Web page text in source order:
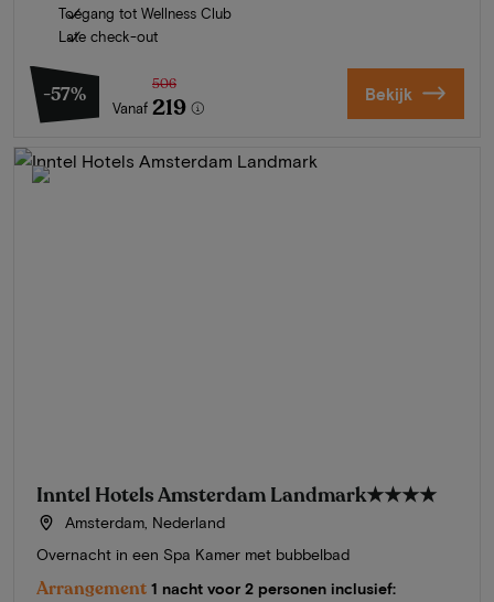
Toegang tot Wellness Club
Late check-out
-57%
Vanaf
506
219 Bekijk
Inntel Hotels Amsterdam Landmark★★★★
Amsterdam, Nederland
Overnacht in een Spa Kamer met bubbelbad
Arrangement 1 nacht voor 2 personen inclusief: